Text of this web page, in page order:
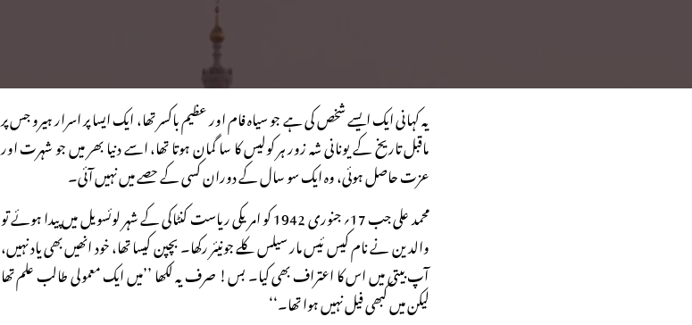
یہ کہانی ایک ایسے شخص کی ہے جو سیاہ فام اور عظیم باکسر تھا، ایک ایسا پر اسرار ہیرو جس پر
ماقبل تاریخ کے یونانی شہ زور ہر کولیس کا سا گمان ہوتا تھا، اسے دنیا بھر میں جو شہرت اور
عزت حاصل ہوئی، وہ ایک سو سال کے دوران کسی کے حصے میں نہیں آئی۔
محمد علی جب 17؍ جنوری 1942 کو امریکی ریاست کنٹاکی کے شہر لوئسویل میں پیدا ہوئے تو
والدین نے نام کیس ئیس مار سیلس کلے جونیئر رکھا۔ بچپن کیسا تھا، خود انھیں بھی یاد نہیں،
آپ بیتی میں اس کا اعتراف بھی کیا۔ بس! صرف یہ لکھا ’’میں ایک معمولی طالب علم تھا
لیکن میں کبھی فیل نہیں ہوا تھا۔‘‘